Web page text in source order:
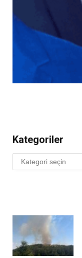
Kategoriler
Kategoriler